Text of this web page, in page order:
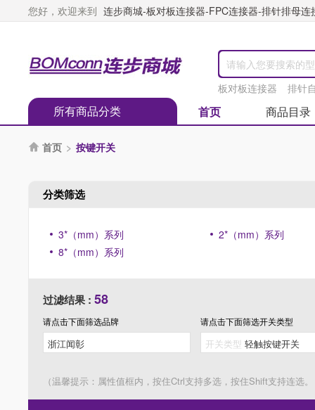
您好，欢迎来到 连步商城-板对板连接器-FPC连接器-排针排母
板对板连接器 排针
所有商品分类 首页 商品目录
 首页 > 按键开关
分类筛选
3*（mm）系列
2*（mm）系列
8*（mm）系列
过滤结果 : 58
请点击下面筛选品牌 请点击下面筛选开关类型
（温馨提示：属性值框内，按住Ctrl支持多选，按住Shift支持连选